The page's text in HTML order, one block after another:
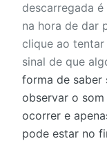
descarregada
na hora de dar
clique ao
sinal de que
forma de saber
observar o
ocorrer e
pode estar no